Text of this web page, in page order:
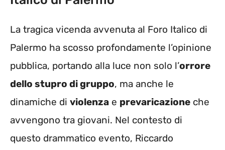
La tragica vicenda avvenuta al Foro Italico di
Palermo ha scosso profondamente l’opinione
pubblica, portando alla luce non solo l’orrore
dello stupro di gruppo, ma anche le
dinamiche di violenza e prevaricazione che
avvengono tra giovani. Nel contesto di
questo drammatico evento, Riccardo